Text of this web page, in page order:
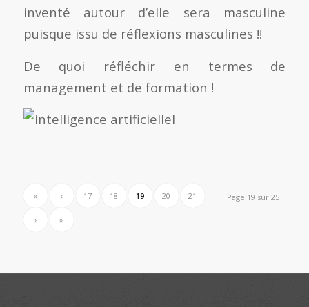
inventé autour d’elle sera masculine
puisque issu de réflexions masculines !!
De quoi réfléchir en termes de
management et de formation !
Page 19 sur 25
« ‹ 17 18 19 20 21
› »